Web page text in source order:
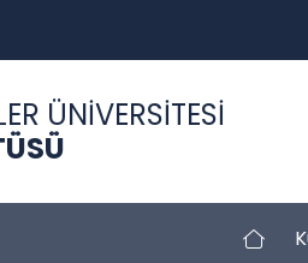
ÜNİVERSİTESİ